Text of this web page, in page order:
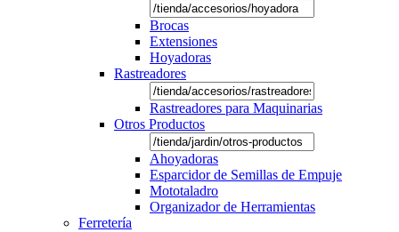
Brocas
Extensiones
Hoyadoras
Rastreadores
Rastreadores para Maquinarias
Otros Productos
Ahoyadoras
Esparcidor de Semillas de Empuje
Mototaladro
Organizador de Herramientas
Ferretería